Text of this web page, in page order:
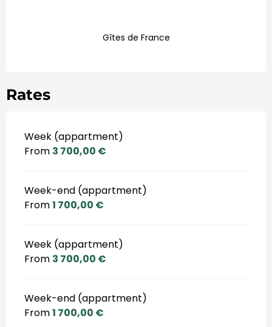
Gîtes de France
Rates
Week (appartment)
From 3 700,00 €
Week-end (appartment)
From1 700,00 €
Week (appartment)
From 3 700,00 €
Week-end (appartment)
From1 700,00 €